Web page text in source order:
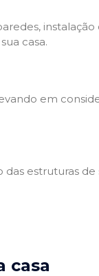
casa.
em
estruturas de
casa